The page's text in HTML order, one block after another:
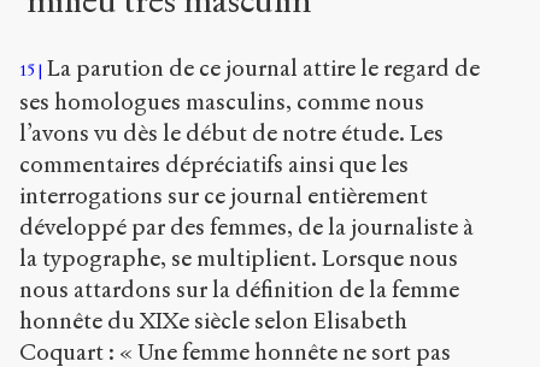
15 La parution de ce journal attire le regard de
ses homologues masculins, comme nous
l’avons vu dès le début de notre étude. Les
commentaires dépréciatifs ainsi que les
interrogations sur ce journal entièrement
développé par des femmes, de la journaliste à
la typographe, se multiplient. Lorsque nous
nous attardons sur la définition de la femme
honnête du XIXe siècle selon Elisabeth
Coquart : « Une femme honnête ne sort pas